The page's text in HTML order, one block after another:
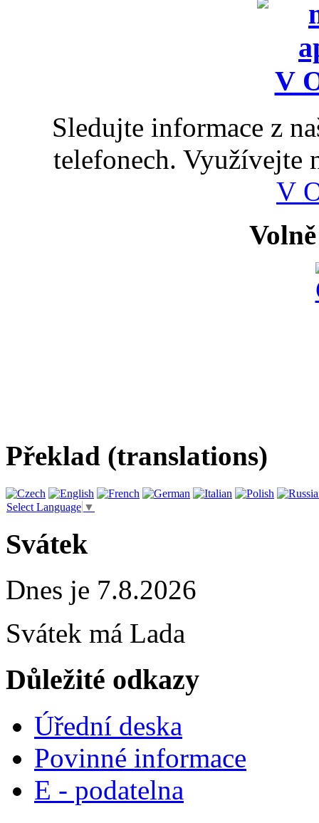
Sledujte informace z
telefonech. Využívejte
V
Překlad (translations)
Select Language ▼
Svátek
Dnes je 7.8.2026
Svátek má Lada
Důležité odkazy
Úřední deska
Povinné informace
E - podatelna